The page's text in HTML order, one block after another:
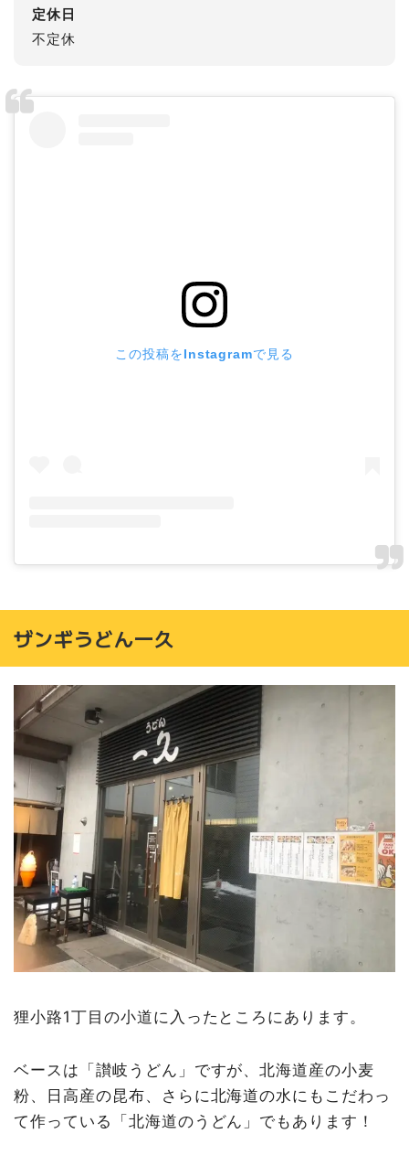
定休日
不定休
この投稿をInstagramで見る
ザンギうどん一久
狸小路1丁目の小道に入ったところにあります。
ベースは「讃岐うどん」ですが、北海道産の小麦
粉、日高産の昆布、さらに北海道の水にもこだわっ
て作っている「北海道のうどん」でもあります！